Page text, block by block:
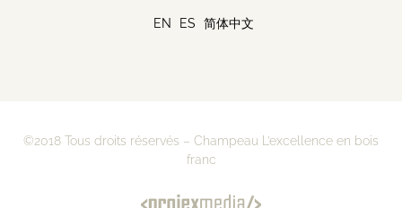
EN ES 简体中文
©2018 Tous droits réservés – Champeau L’excellence en bois
franc